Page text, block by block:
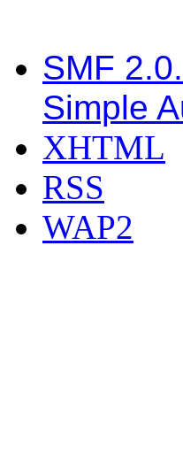
SMF
Simple
XHTML
RSS
WAP2